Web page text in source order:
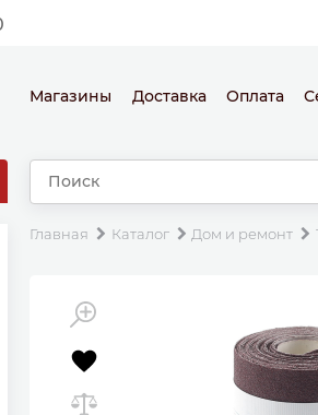
Магазины Доставка Оплата
Главная Каталог Дом и ремонт